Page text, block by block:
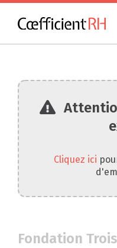
Cliquez ici
Fondation